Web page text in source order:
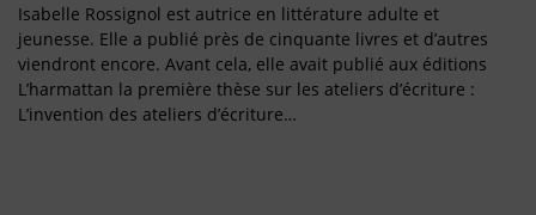
Isabelle Rossignol est autrice en littérature adulte et
jeunesse. Elle a publié près de cinquante livres et d’autres
viendront encore. Avant cela, elle avait publié aux éditions
L’harmattan la première thèse sur les ateliers d’écriture :
L’invention des ateliers d’écriture…